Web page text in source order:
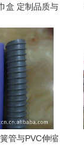
盒 定制品质与
管与PVC伸缩